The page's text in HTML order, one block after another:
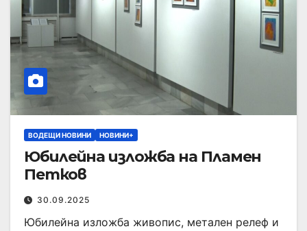
ВОДЕЩИ НОВИНИ НОВИНИ+
Юбилейна изложба на Пламен
Петков
30.09.2025
Юбилейна изложба живопис, метален релеф и